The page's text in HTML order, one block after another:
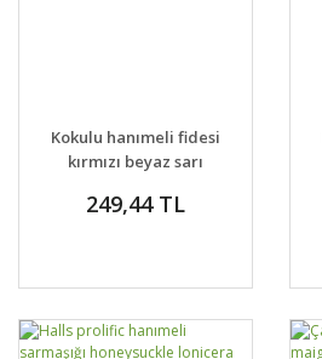
Kokulu hanımeli fidesi
kırmızı beyaz sarı
japonica repens
249,44 TL